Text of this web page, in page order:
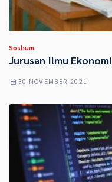
Soshum
Jurusan Ilmu Ekonomi
30 NOVEMBER 2021